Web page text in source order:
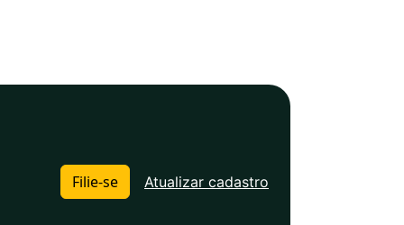
Filie-se Atualizar cadastro